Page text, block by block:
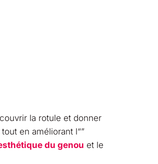
la rotule et donner
en améliorant l“”
du genou et le